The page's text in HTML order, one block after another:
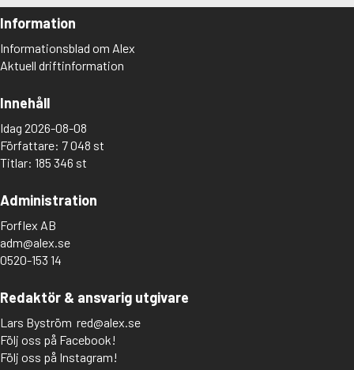
Information
Informationsblad om Alex
Aktuell driftinformation
Innehåll
Idag 2026-08-08
Författare: 7 048 st
Titlar: 185 346 st
Administration
Forflex AB
adm@alex.se
0520-153 14
Redaktör & ansvarig utgivare
Lars Byström red@alex.se
Följ oss på Facebook!
Följ oss på Instagram!